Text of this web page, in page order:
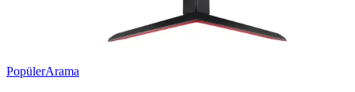
PopülerArama